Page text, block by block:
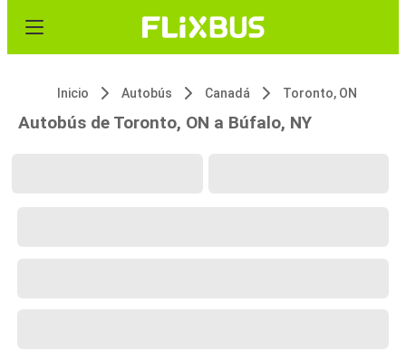
Inicio Autobús Canadá Toronto, ON
Autobús de Toronto, ON a Búfalo, NY